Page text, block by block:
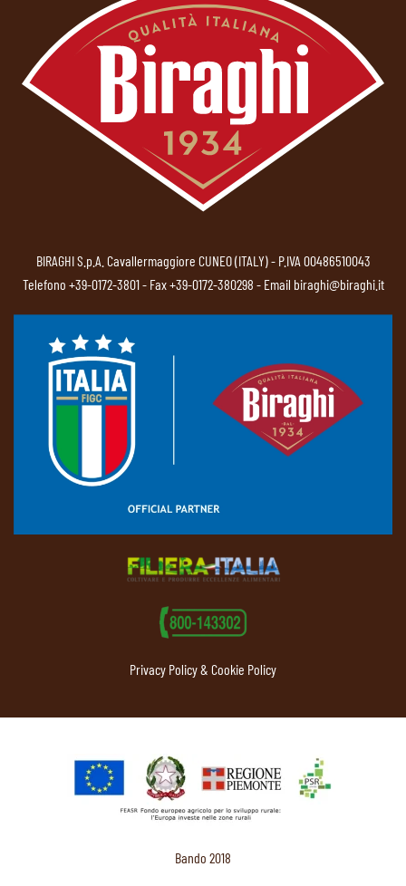
BIRAGHI S.p.A. Cavallermaggiore CUNEO (ITALY) - P.IVA 00486510043
Telefono +39-0172-3801- Fax +39-0172-380298 - Email biraghi@biraghi.it
Privacy Policy & Cookie Policy
Bando 2018